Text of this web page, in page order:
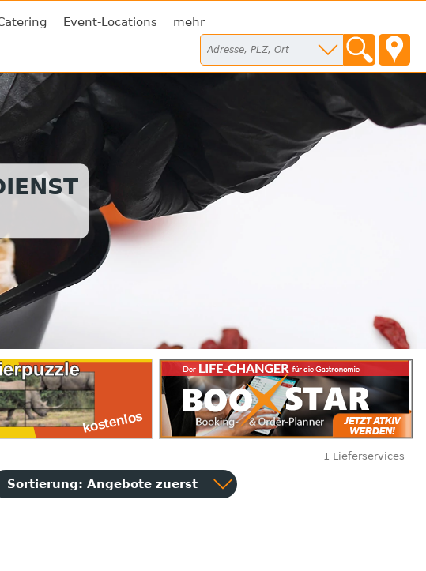
Event-Locations mehr
1 Lieferservices
Sortierung: Angebote zuerst